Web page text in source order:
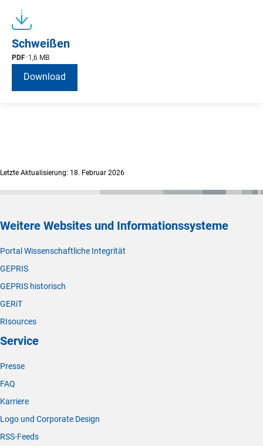
Schweißen
PDF 1,6 MB
Download
Letzte Aktualisierung: 18. Februar 2026
Weitere Websites und Informationssysteme
Portal Wissenschaftliche Integrität
GEPRIS
GEPRIS historisch
GERiT
RIsources
Service
Presse
FAQ
Karriere
Logo und Corporate Design
RSS-Feeds